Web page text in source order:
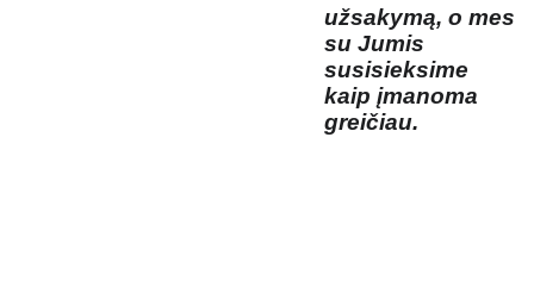
užsakymą, o mes
su Jumis
susisieksime
kaip įmanoma
greičiau.